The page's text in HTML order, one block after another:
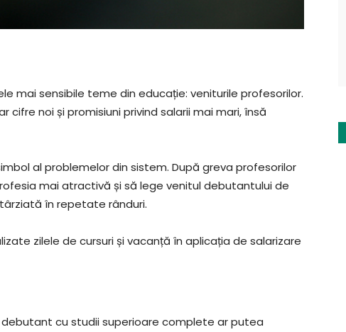
mai sensibile teme din educație: veniturile profesorilor.
noi și promisiuni privind salarii mai mari, însă
al problemelor din sistem. După greva profesorilor
mai atractivă și să lege venitul debutantului de
în repetate rânduri.
zilele de cursuri și vacanță în aplicația de salarizare
cu studii superioare complete ar putea